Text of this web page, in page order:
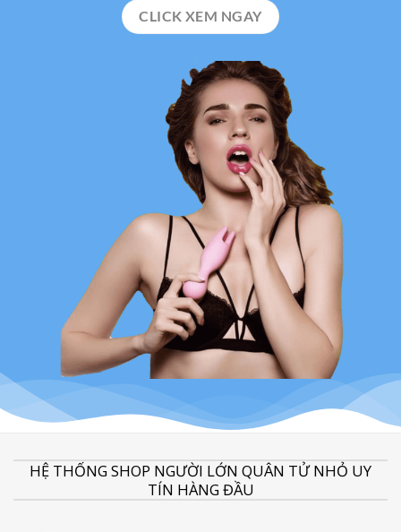
CLICK XEM NGAY
HỆ THỐNG SHOP NGƯỜI LỚN QUÂN TỬ NHỎ UY
TÍN HÀNG ĐẦU